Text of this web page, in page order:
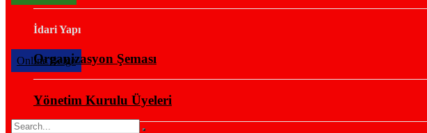
OnlIne Belge
İdari Yapı
Organizasyon Şeması
Yönetim Kurulu Üyeleri